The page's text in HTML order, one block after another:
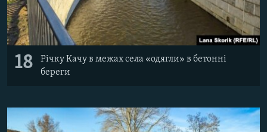
18
Річку Качу в межах села «одягли» в бетонні
береги